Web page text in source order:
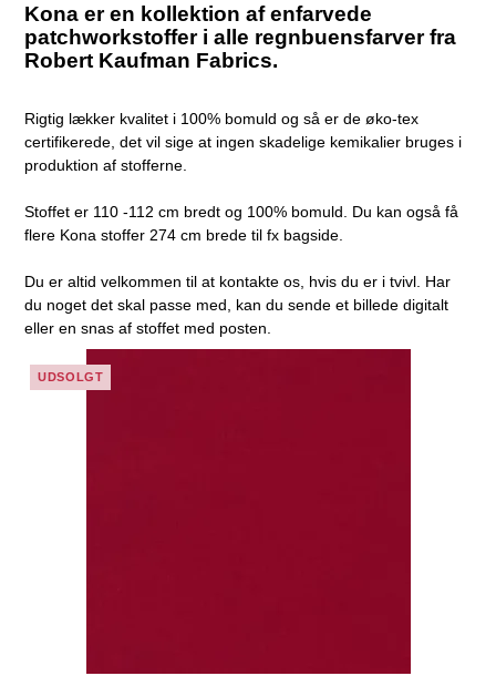
Kona er en kollektion af enfarvede
patchworkstoffer i alle regnbuensfarver fra
Robert Kaufman Fabrics.
Rigtig lækker kvalitet i 100% bomuld og så er de øko-tex
certifikerede, det vil sige at ingen skadelige kemikalier bruges i
produktion af stofferne.
Stoffet er 110 -112 cm bredt og 100% bomuld. Du kan også få
flere Kona stoffer 274 cm brede til fx bagside.
Du er altid velkommen til at kontakte os, hvis du er i tvivl. Har
du noget det skal passe med, kan du sende et billede digitalt
eller en snas af stoffet med posten.
UDSOLGT